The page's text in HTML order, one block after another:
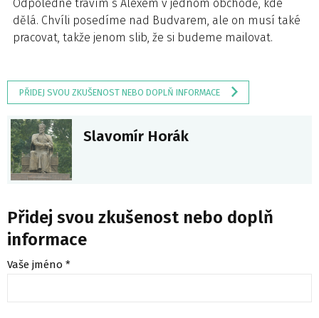
Odpoledne trávím s Alexem v jednom obchodě, kde
dělá. Chvíli posedíme nad Budvarem, ale on musí také
pracovat, takže jenom slib, že si budeme mailovat.
PŘIDEJ SVOU ZKUŠENOST NEBO DOPLŇ INFORMACE
Slavomír Horák
Přidej svou zkušenost nebo doplň
informace
Vaše jméno *